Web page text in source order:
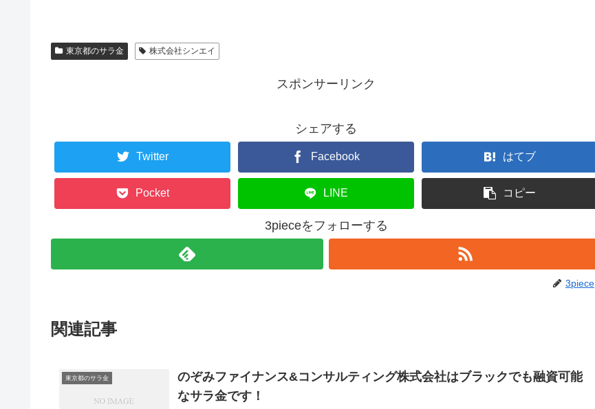
東京都のサラ金 株式会社シンエイ
スポンサーリンク
シェアする
Twitter Facebook はてブ
Pocket LINE コピー
3pieceをフォローする
3piece
関連記事
東京都のサラ金
のぞみファイナンス&コンサルティング株式会社はブラックでも融資可能
なサラ金です！